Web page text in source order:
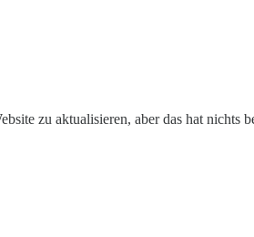
zu aktualisieren, aber das hat nichts